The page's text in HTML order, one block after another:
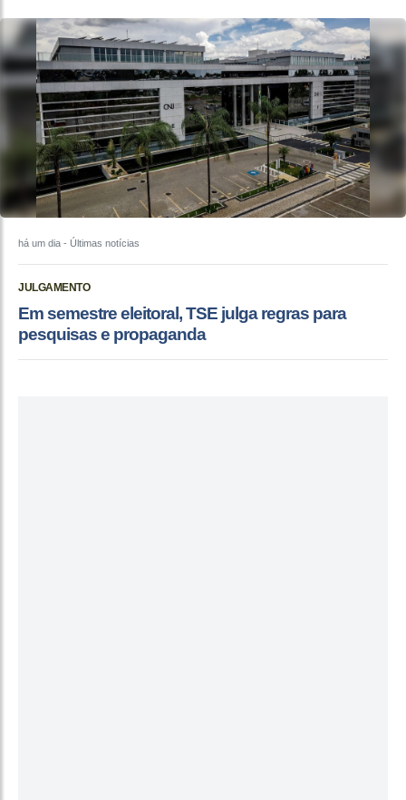
há um dia - Últimas notícias
JULGAMENTO
Em semestre eleitoral, TSE julga regras para
pesquisas e propaganda